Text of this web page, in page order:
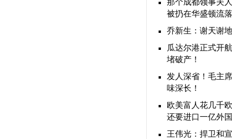
那个成都领事夫
被扔在华盛顿流
乔新生：谢天谢
瓜达尔港正式开
堵破产！
发人深省！毛主
味深长！
欧美富人花几千
还要进口一亿外
王伟光：捍卫和